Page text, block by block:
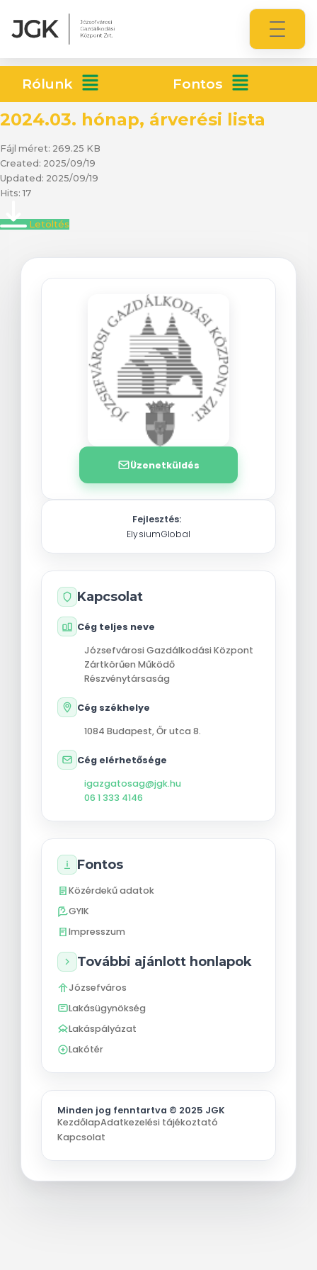
Rólunk Fontos
2024.03. hónap, árverési lista
Fájl méret: 269.25 KB
Created: 2025/09/19
Updated: 2025/09/19
Hits: 17
Letöltés
Üzenetküldés
Fejlesztés:
ElysiumGlobal
Kapcsolat
Cég teljes neve
Józsefvárosi Gazdálkodási Központ
Zártkörűen Működő
Részvénytársaság
Cég székhelye
1084 Budapest,Őr utca 8.
Cég elérhetősége
igazgatosag@jgk.hu
06 1 333 4146
Fontos
Közérdekű adatok
GYIK
Impresszum
További ajánlott honlapok
Józsefváros
Lakásügynökség
Lakáspályázat
Lakótér
Minden jog fenntartva © 2025 JGK
KezdőlapAdatkezelési tájékoztató
Kapcsolat